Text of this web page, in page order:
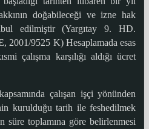
doğabileceği ve izne hak
edilmiştir (Yargıtay 9. HD.
2001/9525 K) Hesaplamada esas
çalışma karşılığı aldığı ücret
çalışan işçi yönünden
kurulduğu tarih ile feshedilmek
süre toplamına göre belirlenmesi